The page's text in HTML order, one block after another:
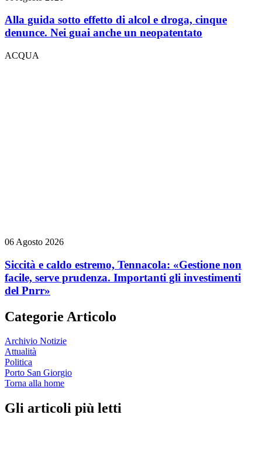
Alla guida sotto effetto di alcol e droga, cinque
denunce. Nei guai anche un neopatentato
ACQUA
06 Agosto 2026
Siccità e caldo estremo, Tennacola: «Gestione non
facile, serve prudenza. Importanti gli investimenti
del Pnrr»
Categorie Articolo
Archivio Notizie
Attualità
Politica
Porto San Giorgio
Torna alla home
Gli articoli più letti